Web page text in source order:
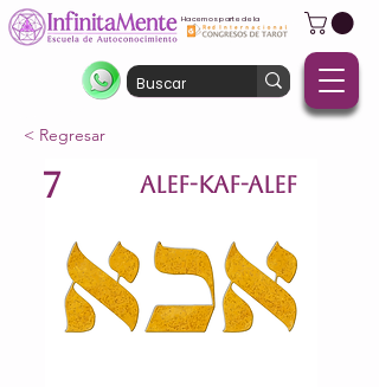
Hacemos parte de la
< Regresar
7 ALEF-KAF-ALEF